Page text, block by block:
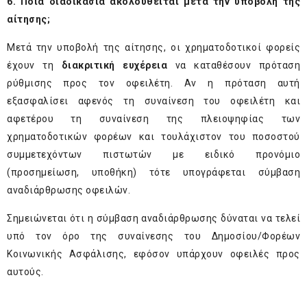
αίτησης;
Μετά την υποβολή της αίτησης, οι χρηματοδοτικοί φορείς
έχουν τη διακριτική ευχέρεια να καταθέσουν πρόταση
ρύθμισης προς τον οφειλέτη. Αν η πρόταση αυτή
εξασφαλίσει αφενός τη συναίνεση του οφειλέτη και
αφετέρου τη συναίνεση της πλειοψηφίας των
χρηματοδοτικών φορέων και τουλάχιστον του ποσοστού
συμμετεχόντων πιστωτών με ειδικό προνόμιο
(προσημείωση, υποθήκη) τότε υπογράφεται σύμβαση
αναδιάρθρωσης οφειλών.
Σημειώνεται ότι η σύμβαση αναδιάρθρωσης δύναται να τελεί
υπό τον όρο της συναίνεσης του Δημοσίου/Φορέων
Κοινωνικής Ασφάλισης, εφόσον υπάρχουν οφειλές προς
αυτούς.